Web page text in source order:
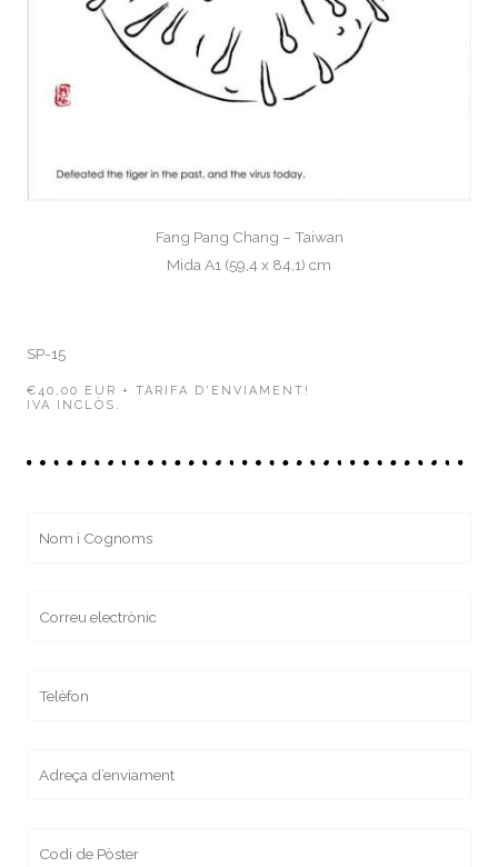
Fang Pang Chang – Taiwan
Mida A1 (59,4 x 84,1) cm
SP-15
€40,00 EUR + TARIFA D'ENVIAMENT!
IVA INCLÒS.